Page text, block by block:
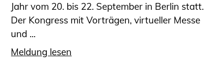
Jahr vom 20. bis 22. September in Berlin statt.
Der Kongress mit Vorträgen, virtueller Messe
und ...
Meldung lesen